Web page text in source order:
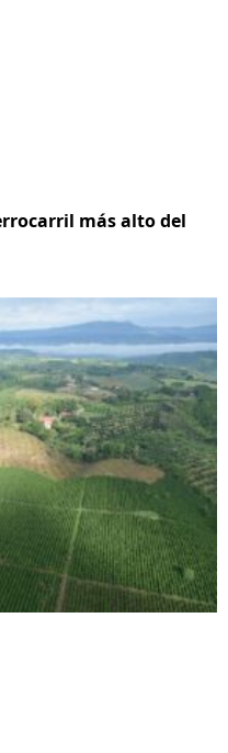
más alto del